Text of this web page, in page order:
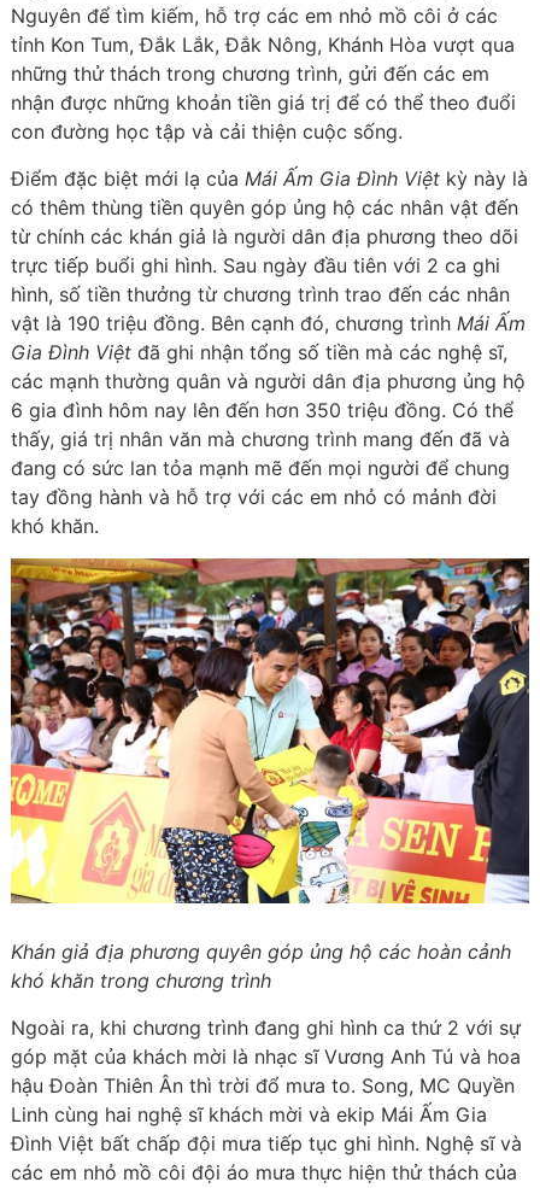
Nguyên để tìm kiếm, hỗ trợ các em nhỏ mồ côi ở các
tỉnh Kon Tum, Đắk Lắk, Đắk Nông, Khánh Hòa vượt qua
những thử thách trong chương trình, gửi đến các em
nhận được những khoản tiền giá trị để có thể theo đuổi
con đường học tập và cải thiện cuộc sống.
Điểm đặc biệt mới lạ của Mái Ấm Gia Đình Việtkỳ này là
có thêm thùng tiền quyên góp ủng hộ các nhân vật đến
từ chính các khán giả là người dân địa phương theo dõi
trực tiếp buổi ghi hình. Sau ngày đầu tiên với 2 ca ghi
hình, số tiền thưởng từ chương trình trao đến các nhân
vật là 190 triệu đồng. Bên cạnh đó, chương trình Mái Ấm
Gia Đình Việtđã ghi nhận tổng số tiền mà các nghệ sĩ,
các mạnh thường quân và người dân địa phương ủng hộ
6 gia đình hôm nay lên đến hơn 350 triệu đồng. Có thể
thấy, giá trị nhân văn mà chương trình mang đến đã và
đang có sức lan tỏa mạnh mẽ đến mọi người để chung
tay đồng hành và hỗ trợ với các em nhỏ có mảnh đời
khó khăn.
Khán giả địa phương quyên góp ủng hộ các hoàn cảnh
khó khăn trong chương trình
Ngoài ra, khi chương trình đang ghi hình ca thứ 2 với sự
góp mặt của khách mời là nhạc sĩ Vương Anh Tú và hoa
hậu Đoàn Thiên Ân thì trời đổ mưa to. Song, MC Quyền
Linh cùng hai nghệ sĩ khách mời và ekip Mái Ấm Gia
Đình Việt bất chấp đội mưa tiếp tục ghi hình. Nghệ sĩ và
các em nhỏ mồ côi đội áo mưa thực hiện thử thách của